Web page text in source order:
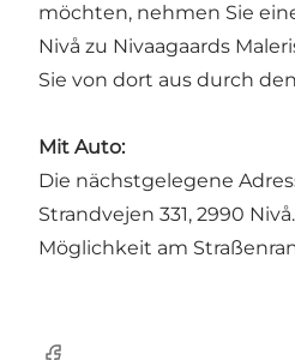
möchten, nehmen Sie
Nivå zu Nivaagaards
Sie von dort aus durch
Mit Auto:
Die nächstgelegene
Strandvejen 331, 2990
Möglichkeit am